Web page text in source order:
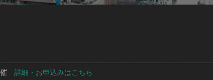
詳細・お申込みはこちら